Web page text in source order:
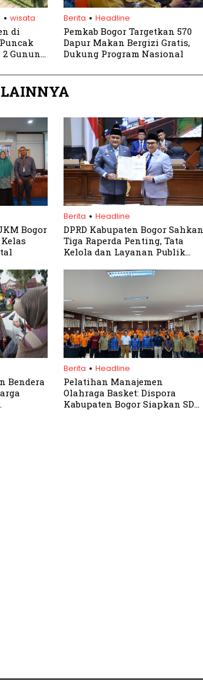
. wisata
di
Gunung
Berita . Headline
Pemkab Bogor Targetkan 570
Dapur Makan Bergizi Gratis,
Dukung Program Nasional
Bogor
Berita . Headline
DPRD Kabupaten Bogor Sahkan
Tiga Raperda Penting, Tata
Kelola dan Layanan Publik
Bendera
Berita . Headline
Pelatihan Manajemen
Olahraga Basket: Dispora
Kabupaten Bogor Siapkan SDM